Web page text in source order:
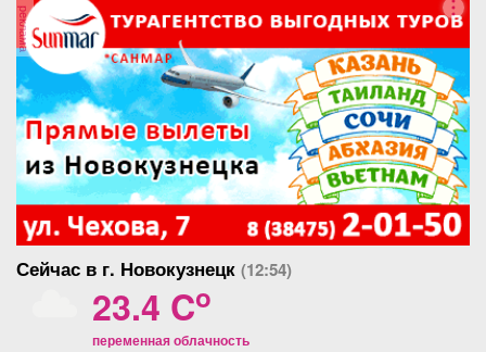
реклама
Сейчас в г. Новокузнецк (12:54)
23.4 Co
переменная облачность